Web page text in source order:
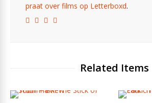
praat over films op Letterboxd.
Related Items